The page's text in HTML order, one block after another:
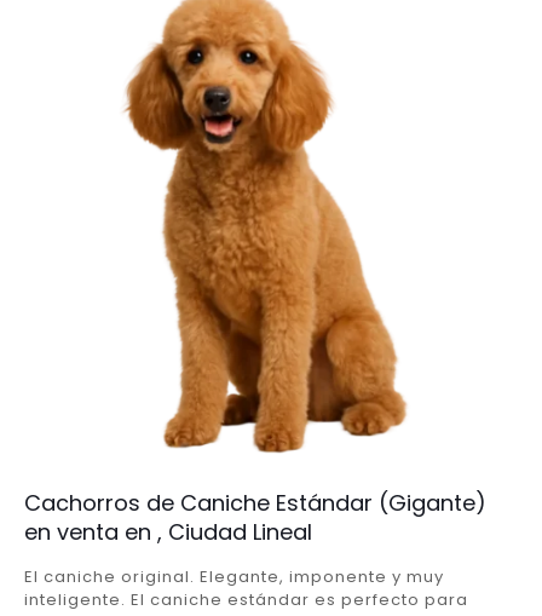
Cachorros de Caniche Estándar (Gigante)
en venta en , Ciudad Lineal
El caniche original. Elegante, imponente y muy
inteligente. El caniche estándar es perfecto para